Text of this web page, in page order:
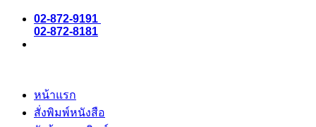
02-872-9191
02-872-8181
หน้าแรก
สั่งพิมพ์หนังสือ